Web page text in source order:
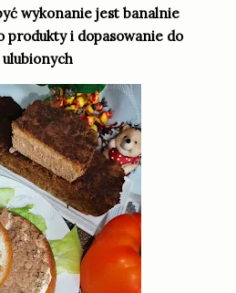
wykonanie jest banalnie
produkty i dopasowanie do